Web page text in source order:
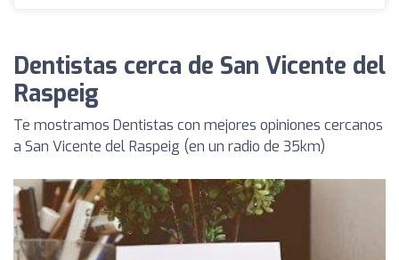
Dentistas cerca de San Vicente del
Raspeig
Te mostramos Dentistas con mejores opiniones cercanos
a San Vicente del Raspeig (en un radio de 35km)